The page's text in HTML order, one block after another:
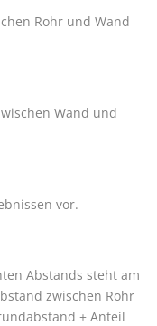
Rohr und Wand
Wand und
vor.
Abstands steht am
zwischen Rohr
+ Anteil